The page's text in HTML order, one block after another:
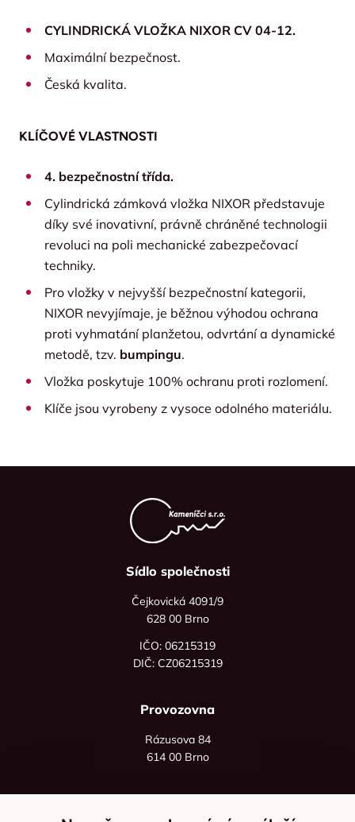
CYLINDRICKÁ VLOŽKA NIXOR CV 04-12.
Maximální bezpečnost.
Česká kvalita.
KLÍČOVÉ VLASTNOSTI
4. bezpečnostní třída.
Cylindrická zámková vložka NIXOR představuje
díky své inovativní, právně chráněné technologii
revoluci na poli mechanické zabezpečovací
techniky.
Pro vložky v nejvyšší bezpečnostní kategorii,
NIXOR nevyjímaje, je běžnou výhodou ochrana
proti vyhmatání planžetou, odvrtání a dynamické
metodě, tzv. bumpingu.
Vložka poskytuje 100% ochranu proti rozlomení.
Klíče jsou vyrobeny z vysoce odolného materiálu.
Sídlo společnosti
Čejkovická 4091/9
628 00 Brno
IČO: 06215319
DIČ: CZ06215319
Provozovna
Rázusova 84
614 00 Brno